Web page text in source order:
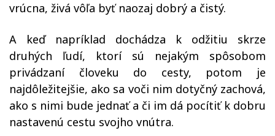
vrúcna, živá vôľa byť naozaj dobrý a čistý.
A keď napríklad dochádza k odžitiu skrze
druhých ľudí, ktorí sú nejakým spôsobom
privádzaní človeku do cesty, potom je
najdôležitejšie, ako sa voči nim dotyčný zachová,
ako s nimi bude jednať a či im dá pocítiť k dobru
nastavenú cestu svojho vnútra.